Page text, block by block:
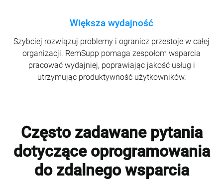
Większa wydajność
Szybciej rozwiązuj problemy i ogranicz przestoje w całej
organizacji. RemSupp pomaga zespołom wsparcia
pracować wydajniej, poprawiając jakość usług i
utrzymując produktywność użytkowników.
Często zadawane pytania
dotyczące oprogramowania
do zdalnego wsparcia